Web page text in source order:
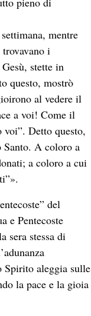
mentre
i
stette in
questo, mostrò
al vedere il
a voi! Come il
voi”. Detto questo,
Santo. A coloro a
a coloro a cui
del
e Pentecoste
sera stessa di
Spirito aleggia sulle
la pace e la gioia